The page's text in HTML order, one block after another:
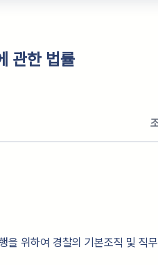
관한 법률
을 위하여 경찰의 기본조직 및 직